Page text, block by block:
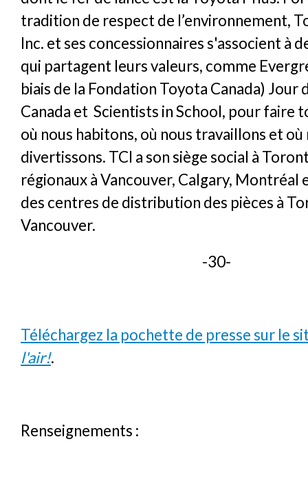
tradition de respect de l’environnement,
Inc. et ses concessionnaires s'associent à
qui partagent leurs valeurs, comme
biais de la Fondation Toyota Canada) Jour
Canada et Scientists in School, pour faire
où nous habitons, où nous travaillons et où
divertissons. TCI a son siège social à
régionaux à Vancouver, Calgary, Montréal
des centres de distribution des pièces à
Vancouver.
-30-
Téléchargez la pochette de presse sur le
l'air!.
Renseignements :